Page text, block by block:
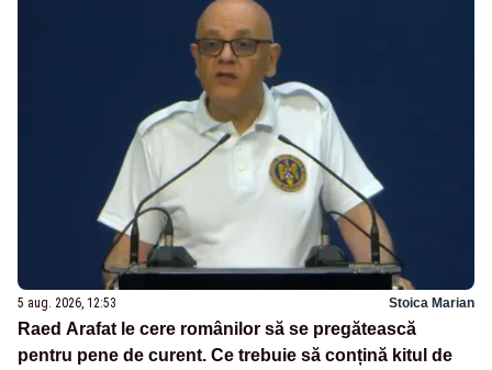
5 aug. 2026, 12:53 Stoica Marian
Raed Arafat le cere românilor să se pregătească
pentru pene de curent. Ce trebuie să conțină kitul de